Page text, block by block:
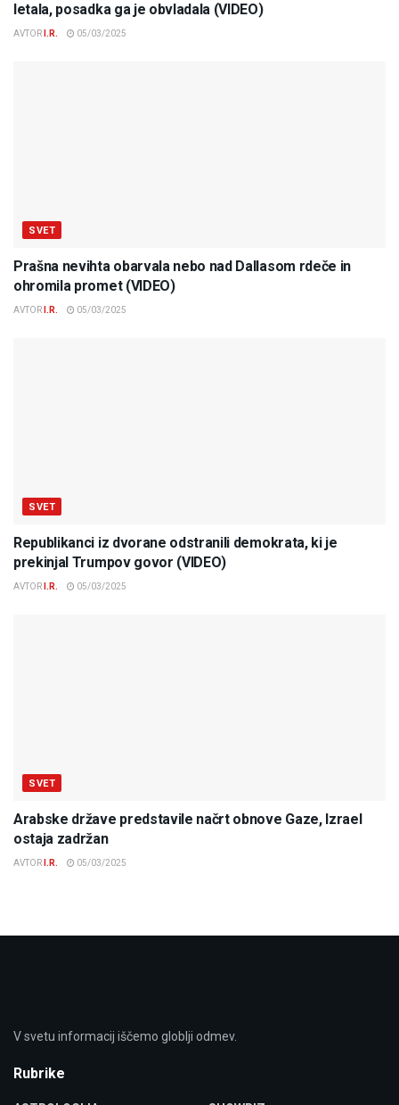
letala, posadka ga je obvladala (VIDEO)
AVTOR I.R. 05/03/2025
SVET
Prašna nevihta obarvala nebo nad Dallasom rdeče in
ohromila promet (VIDEO)
AVTOR I.R. 05/03/2025
SVET
Republikanci iz dvorane odstranili demokrata, ki je
prekinjal Trumpov govor (VIDEO)
AVTOR I.R. 05/03/2025
SVET
Arabske države predstavile načrt obnove Gaze, Izrael
ostaja zadržan
AVTOR I.R. 05/03/2025
V svetu informacij iščemo globlji odmev.
Rubrike